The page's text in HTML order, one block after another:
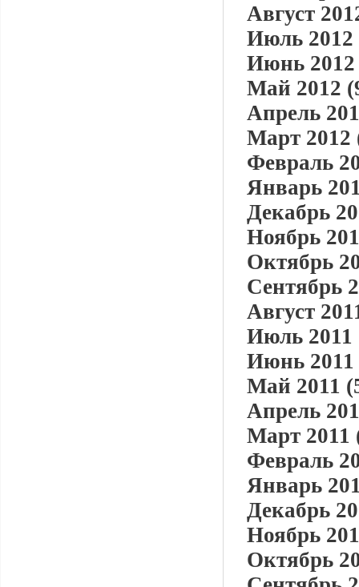
Август
Июль 2012
Июнь 2012
Май 2012
Апрель
Март 2012
Февраль
Январь
Декабрь
Ноябрь
Октябрь
Сентябрь
Август
Июль 2011
Июнь 2011
Май 2011
Апрель
Март 2011
Февраль
Январь
Декабрь
Ноябрь
Октябрь